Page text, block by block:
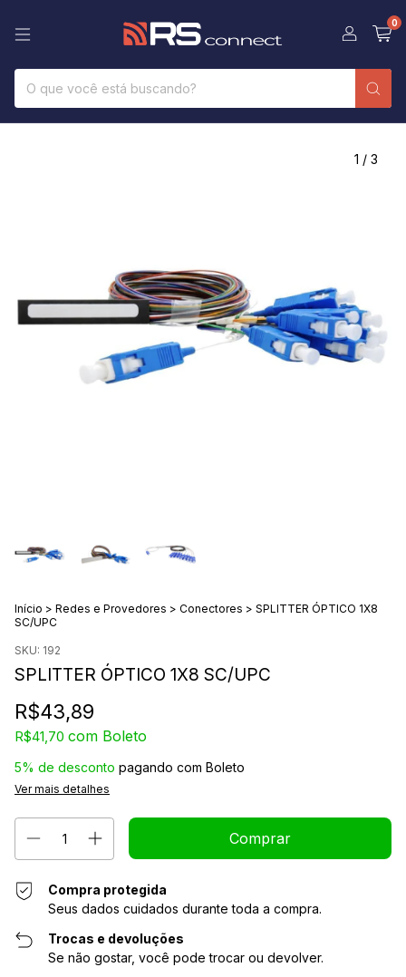
0
1 / 3
Início > Redes e Provedores > Conectores > SPLITTER ÓPTICO 1X8
SC/UPC
SKU: 192
SPLITTER ÓPTICO 1X8 SC/UPC
R$43,89
R$41,70 com Boleto
5% de desconto pagando com Boleto
Ver mais detalhes
Compra protegida
Seus dados cuidados durante toda a compra.
Trocas e devoluções
Se não gostar, você pode trocar ou devolver.